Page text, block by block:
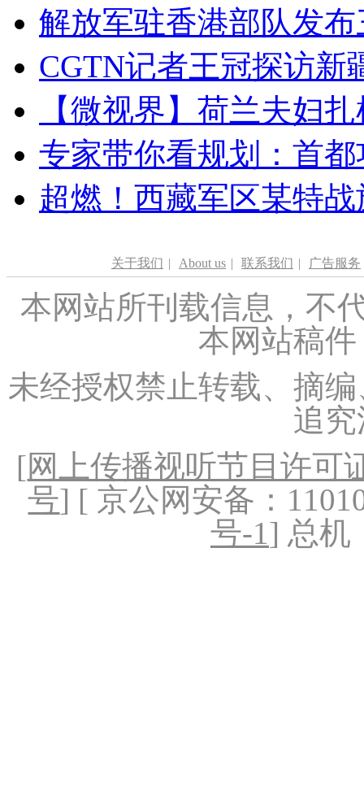
解放军驻香港部队发
CGTN记者王冠探访新
【微视界】荷兰夫妇
专家带你看规划：首
超燃！西藏军区某特
关于我们 | About us | 联系我们 | 广告服务
本网站所刊载信息，不
本网站稿
未经授权禁止转载、摘
追
[网上传播视听节目许可
号] [ 京公网安备：
号-1] 总机